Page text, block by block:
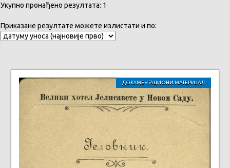
Укупно пронађено резултата: 1
Приказане резултате можете излистати и по:
ДОКУМЕНТАЦИОНИ МАТЕРИЈАЛ